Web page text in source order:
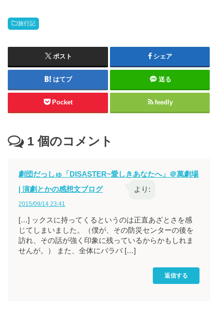
旅行記
ポスト シェア
はてブ 送る
Pocket feedly
1 個のコメント
劇団だっしゅ「DISASTER~愛しきあなたへ」＠萬劇場
| 演劇とかの感想文ブログ
より:
2015/09/14 23:41
[…] ックスに持ってくるというのは正直あざとさを感
じてしまいました。（僕が、その防災センターの後を
訪れ、その話が強く印象に残っているからかもしれま
せんが。） また、全体にバラバ […]
返信する